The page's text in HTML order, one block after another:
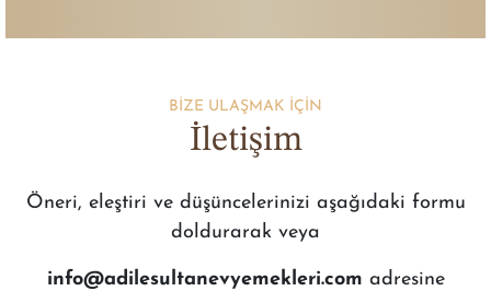
BİZE ULAŞMAK İÇİN
İletişim
Öneri, eleştiri ve düşüncelerinizi aşağıdaki formu
doldurarak veya
info@adilesultanevyemekleri.com adresine